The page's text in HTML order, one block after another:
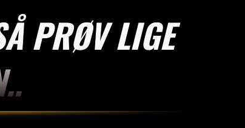
PRØV LIGE